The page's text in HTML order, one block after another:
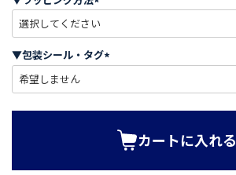
)
必
須
)
▼包装シール・タグ
必
カートに入れる